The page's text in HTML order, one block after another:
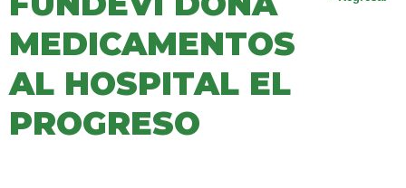
MEDICAMENTOS
AL HOSPITAL EL
PROGRESO